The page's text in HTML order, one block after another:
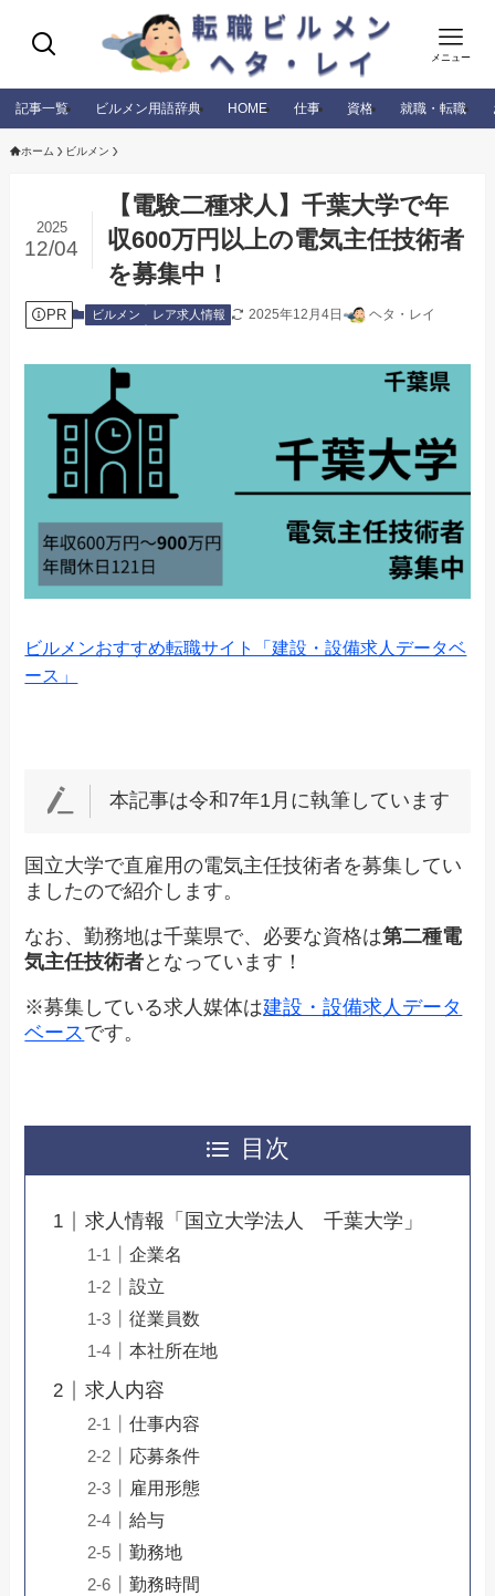
メニュー
記事一覧 ビルメン用語辞典 HOME 仕事 資格 就職・転職
ホーム ビルメン
【電験二種求人】千葉大学で年
収600万円以上の電気主任技術者
を募集中！
2025
12/04
PR ビルメン レア求人情報 2025年12月4日 ヘタ・レイ
ビルメンおすすめ転職サイト「建設・設備求人データベ
ース」
本記事は令和7年1月に執筆しています
国立大学で直雇用の電気主任技術者を募集してい
ましたので紹介します。
なお、勤務地は千葉県で、必要な資格は第二種電
気主任技術者となっています！
※募集している求人媒体は建設・設備求人データ
ベースです。
目次
求人情報「国立大学法人 千葉大学」
企業名
設立
従業員数
本社所在地
求人内容
仕事内容
応募条件
雇用形態
給与
勤務地
勤務時間